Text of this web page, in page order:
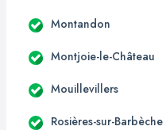
Montandon
Montjoie-le-Château
Mouillevillers
Rosières-sur-Barbèche